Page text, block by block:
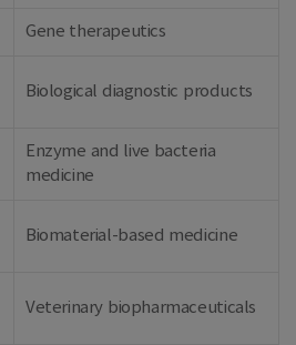
Gene therapeutics
Biological diagnostic products
Enzyme and live bacteria
medicine
Biomaterial-based medicine
Veterinary biopharmaceuticals